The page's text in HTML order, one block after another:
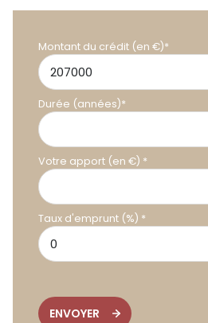
Montant du crédit (en €)*
Durée (années)*
Votre apport (en €) *
Taux d'emprunt (%) *
ENVOYER